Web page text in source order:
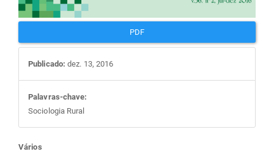
PDF
Publicado: dez. 13, 2016
Palavras-chave:
Sociologia Rural
Conteúdo
Vários